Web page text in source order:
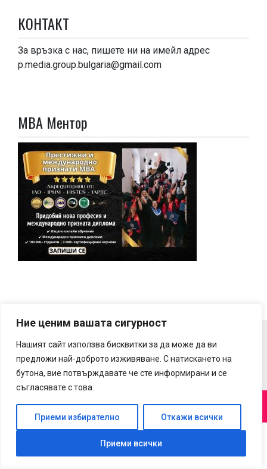
Ние ценим вашата сигурност
Нашият сайт използва бисквитки за да може да ви
предложи най-доброто изживяване. С натискането на
бутона, вие потвърждавате че сте информирани и се
съгласявате с това.
Приеми избирателно Откажи всички
Приеми всички
КОНТАКТ
За връзка с нас, пишете ни на имейл адрес
p.media.group.bulgaria@gmail.com
МВА Ментор
© NEWS 93 BG 2026|Designed byPixaHive.